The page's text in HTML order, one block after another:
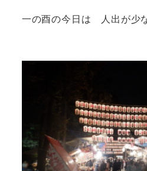
一の酉の今日は 人出が少